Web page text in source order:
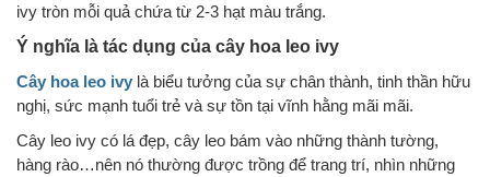
ivy tròn mỗi quả chứa từ 2-3 hạt màu trắng.
Ý nghĩa là tác dụng của cây hoa leo ivy
Cây hoa leo ivy là biểu tưởng của sự chân thành, tinh thần hữu
nghị, sức mạnh tuổi trẻ và sự tồn tại vĩnh hằng mãi mãi.
Cây leo ivy có lá đẹp, cây leo bám vào những thành tường,
hàng rào…nên nó thường được trồng để trang trí, nhìn những